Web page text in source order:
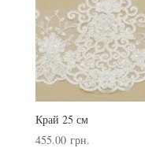
Край 25 см
455.00 грн.